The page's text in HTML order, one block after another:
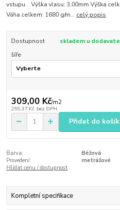
vstupu. Výška vlasu: 3,00mm Výška
Váha celkem: 1680 g/m... celý popis
Dostupnost
skladem u
šíře
309,00 Kč/m2
255,37 Kč bez DPH
Přidat do
Barva:
Béžová
Provedení:
metrážové
Hlídat cenu / dostupnost
Kompletní specifikace